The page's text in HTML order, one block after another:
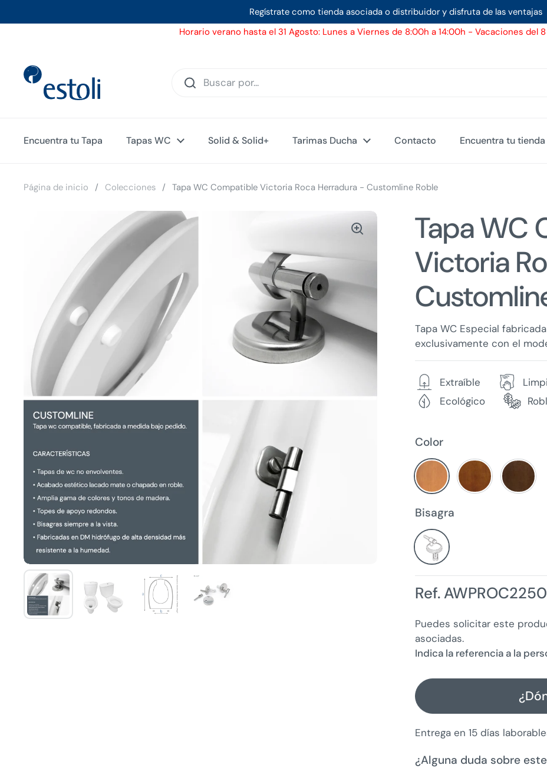
Regístrate como tienda asociada o distribuidor y disfruta de las ventajas
Horario verano hasta el 31 Agosto: Lunes a Viernes de 8:00h a 14:00h - Vacaciones del
Encuentra tu Tapa Tapas WC Solid & Solid+ Tarimas Ducha Contacto Encuentra tu tienda
Página de inicio / Colecciones / Tapa WC Compatible Victoria Roca Herradura - Customline Roble
Tapa WC
Victoria
Tapa WC Especial
exclusivamente con el
Extraíble
Ecológico
Color
Bisagra
Ref.
Puedes solicitar este
asociadas.
Indica la referencia a la
Entrega en 15 días
¿Alguna duda sobre